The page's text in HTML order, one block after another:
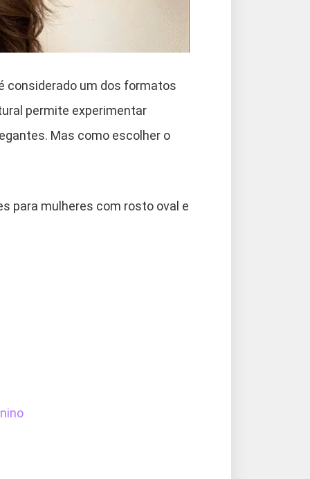
considerado um dos formatos
permite experimentar
Mas como escolher o
para mulheres com rosto oval e